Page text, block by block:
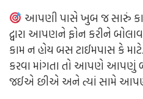
આપણી પાસે ખુબ જ સારું
દ્વારા આપણને ફોન કરીને
કામ ન હોય બસ ટાઈમપાસ કે
કરવા માંગતા તો આપણે આપણું
જઈએ છીએ અને ત્યાં સામે